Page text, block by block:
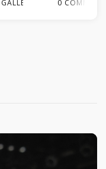
GALLERY
0